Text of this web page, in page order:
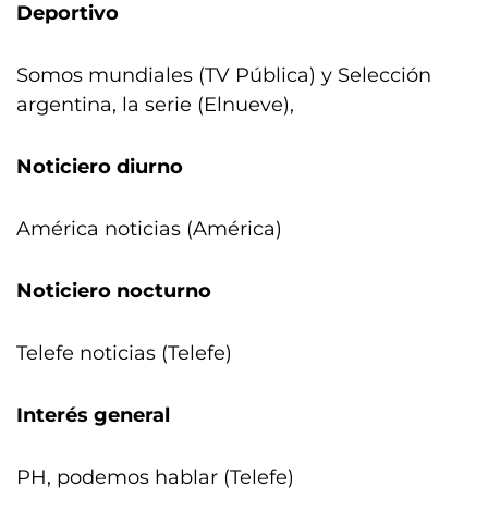
Deportivo
Somos mundiales (TV Pública) y Selección
argentina, la serie (Elnueve),
Noticiero diurno
América noticias (América)
Noticiero nocturno
Telefe noticias (Telefe)
Interés general
PH, podemos hablar (Telefe)